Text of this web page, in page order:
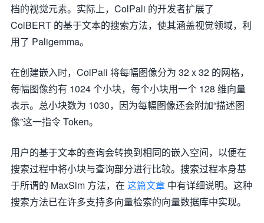
档的视觉元素。实际上，ColPali 的开发者扩展了
ColBERT 的基于文本的搜索方法，使其涵盖视觉领域，利
用了 Paligemma。
在创建嵌入时，ColPali 将每幅图像分为 32 x 32 的网格，
每幅图像约有 1024 个小块，每个小块用一个 128 维向量
表示。总小块数为 1030，因为每幅图像还会附加“描述图
像”这一指令 Token。
用户的基于文本的查询会转换到相同的嵌入空间，以便在
搜索过程中将小块与查询部分进行比较。搜索过程本身基
于所谓的 MaxSim 方法，在 这篇文章 中有详细说明。这种
搜索方法已在许多支持多向量检索的向量数据库中实现。